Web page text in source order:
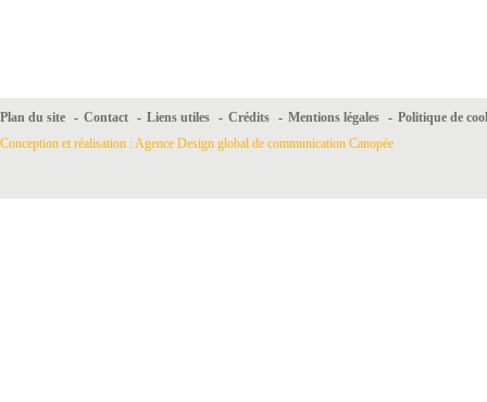
Plan du site - Contact - Liens utiles - Crédits - Mentions légales - Politique de
Conception et réalisation : Agence Design global de communication Canopée